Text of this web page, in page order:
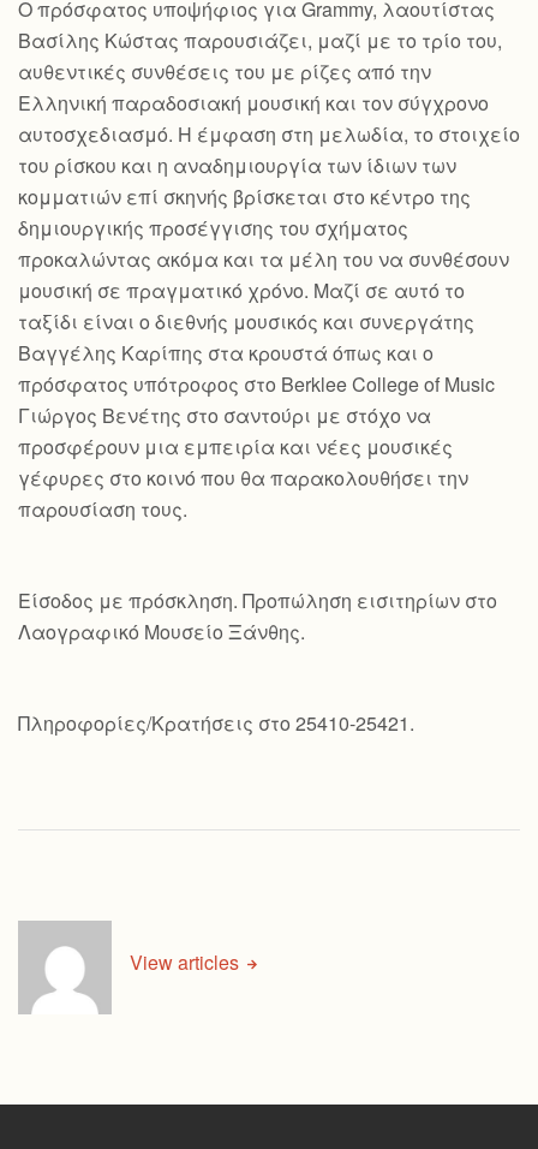
Ο πρόσφατος υποψήφιος για Grammy, λαουτίστας
Βασίλης Κώστας παρουσιάζει, μαζί με το τρίο του,
αυθεντικές συνθέσεις του με ρίζες από την
Ελληνική παραδοσιακή μουσική και τον σύγχρονο
αυτοσχεδιασμό. Η έμφαση στη μελωδία, το στοιχείο
του ρίσκου και η αναδημιουργία των ίδιων των
κομματιών επί σκηνής βρίσκεται στο κέντρο της
δημιουργικής προσέγγισης του σχήματος
προκαλώντας ακόμα και τα μέλη του να συνθέσουν
μουσική σε πραγματικό χρόνο. Μαζί σε αυτό το
ταξίδι είναι ο διεθνής μουσικός και συνεργάτης
Βαγγέλης Καρίπης στα κρουστά όπως και ο
πρόσφατος υπότροφος στο Berklee College of Music
Γιώργος Βενέτης στο σαντούρι με στόχο να
προσφέρουν μια εμπειρία και νέες μουσικές
γέφυρες στο κοινό που θα παρακολουθήσει την
παρουσίαση τους.
Είσοδος με πρόσκληση. Προπώληση εισιτηρίων στο
Λαογραφικό Μουσείο Ξάνθης.
Πληροφορίες/Κρατήσεις στο 25410-25421.
View articles